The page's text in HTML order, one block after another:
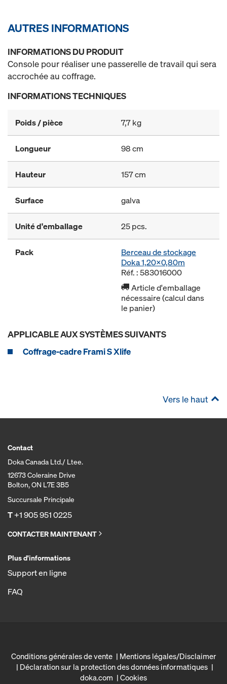
AUTRES INFORMATIONS
INFORMATIONS DU PRODUIT
Console pour réaliser une passerelle de travail qui sera
accrochée au coffrage.
INFORMATIONS TECHNIQUES
Poids / pièce 7,7 kg
Longueur 98 cm
Hauteur 157 cm
Surface galva
Unité d'emballage 25 pcs.
Pack
Berceau de stockage
Doka 1,20x0,80m
Réf. : 583016000
Article d'emballage
nécessaire (calcul dans
le panier)
APPLICABLE AUX SYSTÈMES SUIVANTS
Coffrage-cadre Frami S Xlife
Vers le haut
Contact
Doka Canada Ltd./ Ltee.
12673 Coleraine Drive
Bolton, ON L7E 3B5
Succursale Principale
T+1 905 951 0225
CONTACTER MAINTENANT
Plus d'informations
Support en ligne
FAQ
Conditions générales de vente
Mentions légales/Disclaimer
Déclaration sur la protection des données informatiques
doka.com
Cookies